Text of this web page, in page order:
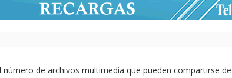
de archivos multimedia que pueden compartirse